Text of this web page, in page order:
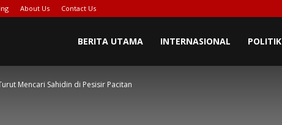
About Us Contact Us
BERITA UTAMA INTERNASIONAL POLITIK
Mencari Sahidin di Pesisir Pacitan